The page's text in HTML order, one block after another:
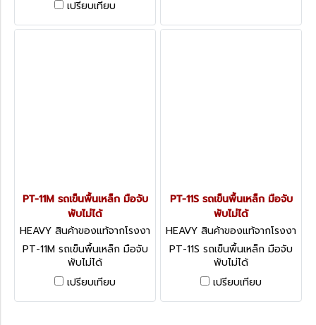
มม.
เปรียบเทียบ
PT-11M รถเข็นพื้นเหล็ก มือจับ
พับไม่ได้
HEAVY สินค้าของแท้จากโรงงา
นผู้ผลิต PT-11M
PT-11M รถเข็นพื้นเหล็ก มือจับ
พับไม่ได้
เปรียบเทียบ
PT-11S รถเข็นพื้นเหล็ก มือจับ
พับไม่ได้
HEAVY สินค้าของแท้จากโรงงา
นผู้ผลิต PT-11S
PT-11S รถเข็นพื้นเหล็ก มือจับ
พับไม่ได้
เปรียบเทียบ